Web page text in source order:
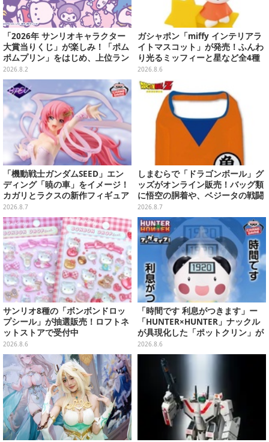
「2026年 サンリオキャラクター
大賞当りくじ」が楽しみ！「ポム
ポムプリン」をはじめ、上位ラン
クインが登場するスペシャル企画
2026.8.2
ガシャポン「miffy インテリアラ
イトマスコット」が発売！ふんわ
り光るミッフィーと星など全4種
ラインナップ
2026.8.6
「機動戦士ガンダムSEED」エン
ディング「暁の車」をイメージ！
カガリとラクスの新作フィギュア
がプライズに
2026.8.7
しまむらで「ドラゴンボール」グ
ッズがオンライン販売！バッグ類
に悟空の胴着や、ベジータの戦闘
服を大胆デザイン
2026.8.7
サンリオ8種の「ボンボンドロッ
プシール」が抽選販売！ロフトネ
ットストアで受付中
2026.8.6
「時間です 利息がつきます」ー
「HUNTER×HUNTER」ナックル
が具現化した「ポットクリン」が
貯金箱としてプライズ展開
2026.8.6